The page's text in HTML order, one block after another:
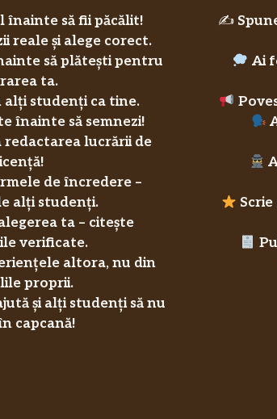
înainte să fii păcălit!
reale și alege corect.
să plătești pentru
ta.
alți studenți ca tine.
înainte să semnezi!
redactarea lucrării de
de încredere –
alți studenți.
ta – citește
verificate.
altora, nu din
proprii.
și alți studenți să nu
capcană!
✍️
Ai